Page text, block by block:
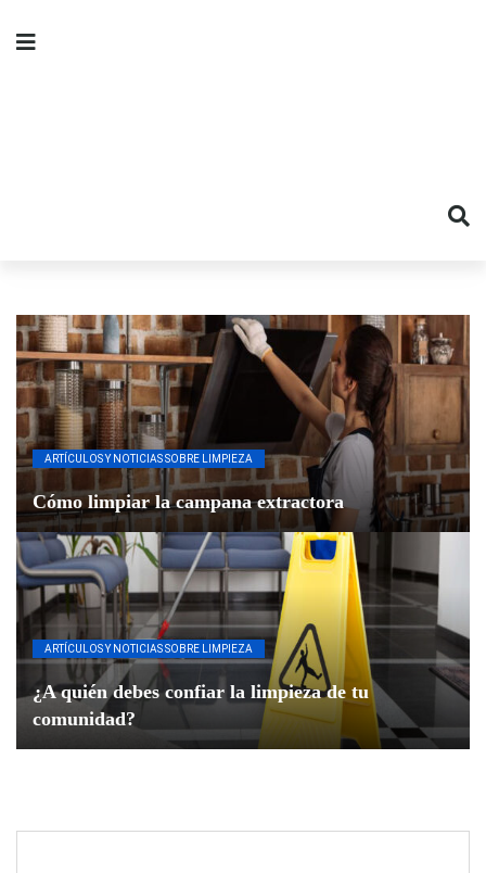
ARTÍCULOS Y NOTICIAS SOBRE LIMPIEZA
Cómo limpiar la campana extractora
ARTÍCULOS Y NOTICIAS SOBRE LIMPIEZA
¿A quién debes confiar la limpieza de tu
comunidad?